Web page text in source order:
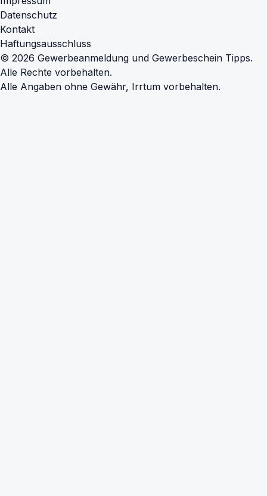
Datenschutz
Kontakt
Haftungsausschluss
© 2026 Gewerbeanmeldung und Gewerbeschein Tipps.
Alle Rechte vorbehalten.
Alle Angaben ohne Gewähr, Irrtum vorbehalten.